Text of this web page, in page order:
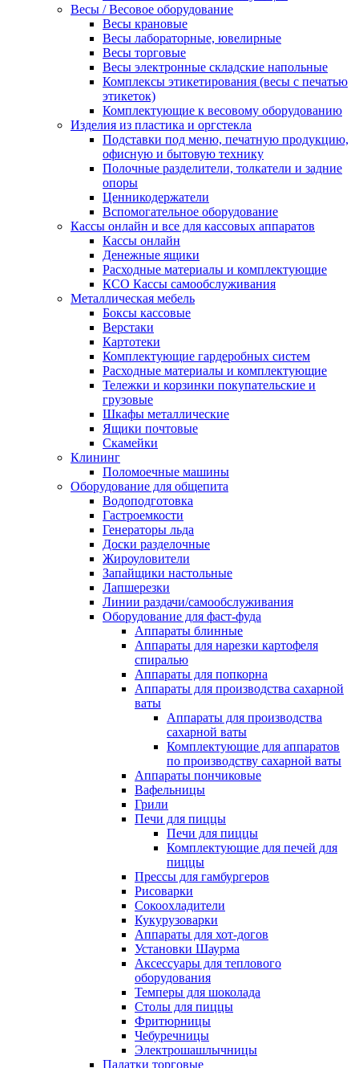
Весы / Весовое оборудование
Весы крановые
Весы лабораторные, ювелирные
Весы торговые
Весы электронные складские напольные
Комплексы этикетирования (весы с печатью
этикеток)
Комплектующие к весовому оборудованию
Изделия из пластика и оргстекла
Подставки под меню, печатную продукцию,
офисную и бытовую технику
Полочные разделители, толкатели и задние
опоры
Ценникодержатели
Вспомогательное оборудование
Кассы онлайн и все для кассовых аппаратов
Кассы онлайн
Денежные ящики
Расходные материалы и комплектующие
КСО Кассы самообслуживания
Металлическая мебель
Боксы кассовые
Верстаки
Картотеки
Комплектующие гардеробных систем
Расходные материалы и комплектующие
Тележки и корзинки покупательские и
грузовые
Шкафы металлические
Ящики почтовые
Скамейки
Клининг
Поломоечные машины
Оборудование для общепита
Водоподготовка
Гастроемкости
Генераторы льда
Доски разделочные
Жироуловители
Запайщики настольные
Лапшерезки
Линии раздачи/самообслуживания
Оборудование для фаст-фуда
Аппараты блинные
Аппараты для нарезки картофеля
спиралью
Аппараты для попкорна
Аппараты для производства сахарной
ваты
Аппараты для производства
сахарной ваты
Комплектующие для аппаратов
по производству сахарной ваты
Аппараты пончиковые
Вафельницы
Грили
Печи для пиццы
Печи для пиццы
Комплектующие для печей для
пиццы
Прессы для гамбургеров
Рисоварки
Сокоохладители
Кукурузоварки
Аппараты для хот-догов
Установки Шаурма
Аксессуары для теплового
оборудования
Темперы для шоколада
Столы для пиццы
Фритюрницы
Чебуречницы
Электрошашлычницы
Палатки торговые